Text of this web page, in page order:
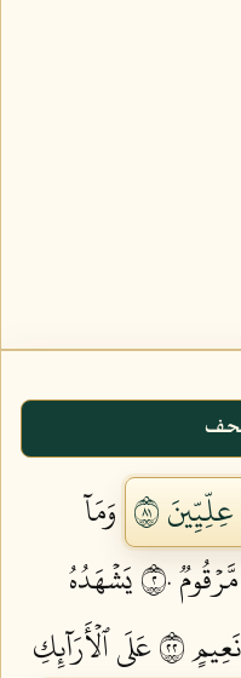
١٨
وَمَآ
٢٠
يَشۡهَدُهُ
٢٢
عَلَى ٱلۡأَرَآئِكِ